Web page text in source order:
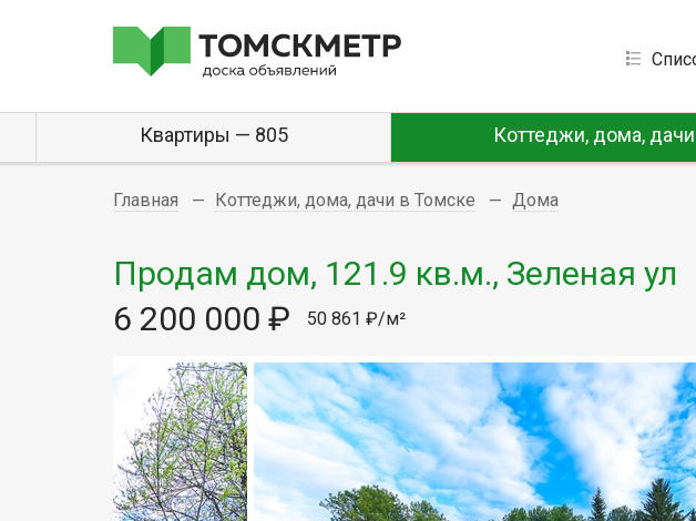
Квартиры — 805 Коттеджи, дома,
Главная Коттеджи, дома, дачи в Томске Дома
Продам дом, 121.9 кв.м., Зеленая ул
6 200 000 ₽
50 861 ₽/м²